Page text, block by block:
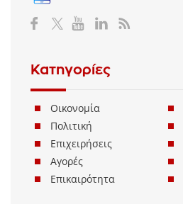
Κατηγορίες
Οικονομία
Πολιτική
Επιχειρήσεις
Αγορές
Επικαιρότητα